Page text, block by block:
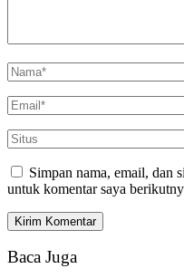
Simpan nama, email, dan
untuk komentar saya
Baca Juga